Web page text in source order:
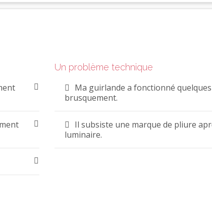
Un problème technique
Ma guirlande a fonctionné
brusquement.
Il subsiste une marque de pliure
luminaire.